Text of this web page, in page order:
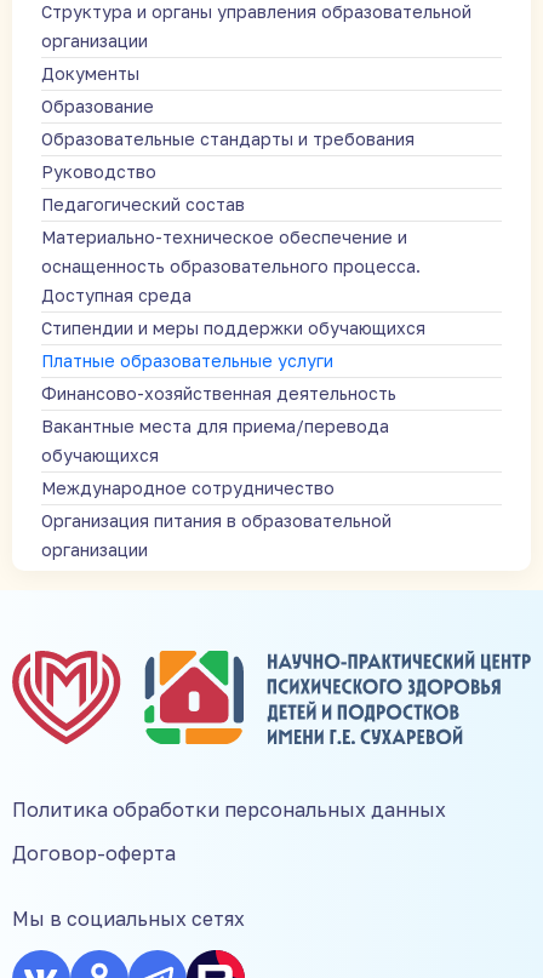
Структура и органы управления образовательной
организации
Документы
Образование
Образовательные стандарты и требования
Руководство
Педагогический состав
Материально-техническое обеспечение и
оснащенность образовательного процесса.
Доступная среда
Стипендии и меры поддержки обучающихся
Платные образовательные услуги
Финансово-хозяйственная деятельность
Вакантные места для приема/перевода
обучающихся
Международное сотрудничество
Организация питания в образовательной
организации
Политика обработки персональных данных
Договор-оферта
Мы в социальных сетях